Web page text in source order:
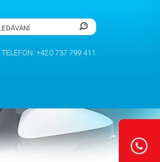
TELEFON: +420 737 799 411